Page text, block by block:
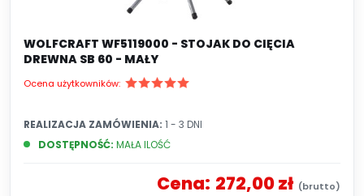
WOLFCRAFT WF5119000 - STOJAK DO CIĘCIA
DREWNA SB 60 - MAŁY
Ocena użytkowników:
DOSTĘPNOŚĆ: MAŁA ILOŚĆ
REALIZACJA ZAMÓWIENIA: 1 - 3 DNI
Cena: 272,00 zł